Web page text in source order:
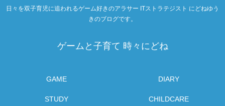
日々を双子育児に追われるゲーム好きのアラサー ITストラテジスト にどねゆう
きのブログです。
ゲームと子育て 時々にどね
GAME DIARY
STUDY CHILDCARE